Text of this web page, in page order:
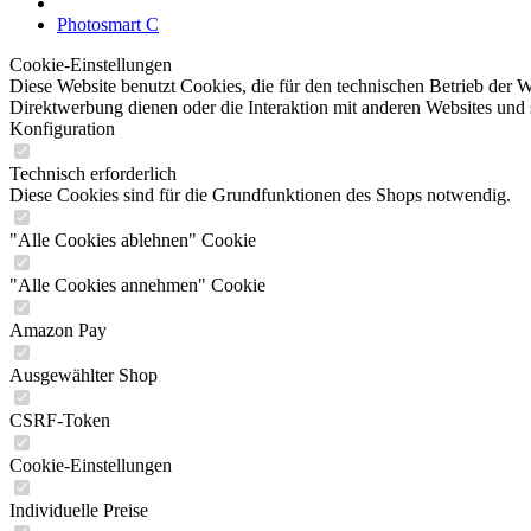
Photosmart C
Cookie-Einstellungen
Diese Website benutzt Cookies, die für den technischen Betrieb der
Direktwerbung dienen oder die Interaktion mit anderen Websites
Konfiguration
Technisch erforderlich
Diese Cookies sind für die Grundfunktionen des Shops notwendig.
"Alle Cookies ablehnen" Cookie
"Alle Cookies annehmen" Cookie
Amazon Pay
Ausgewählter Shop
CSRF-Token
Cookie-Einstellungen
Individuelle Preise